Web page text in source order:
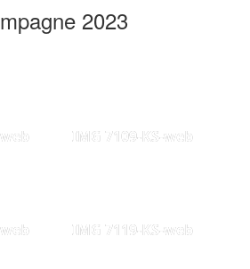
2023
IMG 7109-KS-web
IMG 7119-KS-web